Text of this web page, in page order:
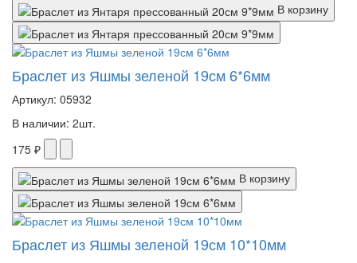
В корзину
Браслет из Яшмы зеленой 19см 6*6мм
Артикул: 05932
В наличии: 2шт.
175 ₽
В корзину
Браслет из Яшмы зеленой 19см 10*10мм